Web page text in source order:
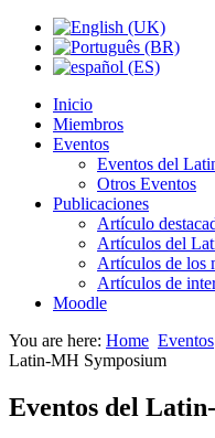
Inicio
Miembros
Eventos
Eventos del
Otros Eventos
Publicaciones
Artículo
Artículos del
Artículos de los
Artículos de
Moodle
You are here: Home Eventos
Latin-MH Symposium
Eventos del